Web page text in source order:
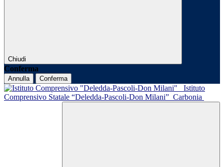
Chiudi
Conferma
Annulla Conferma
Istituto
Comprensivo Statale “Deledda-Pascoli-Don Milani” Carbonia